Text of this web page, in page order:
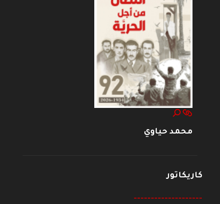
محمد حياوي
كاريكاتور
--------------------